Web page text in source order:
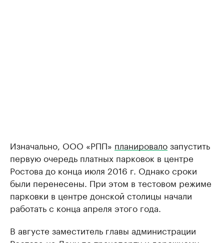
Изначально, ООО «РПП» планировалозапустить
первую очередь платных парковок в центре
Ростова до конца июля 2016 г. Однако сроки
были перенесены. При этом в тестовом режиме
парковки в центре донской столицы начали
работать с конца апреля этого года.
В августе заместитель главы администрации